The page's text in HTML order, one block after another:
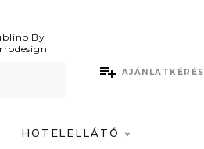
By
AJÁNLATKÉRÉS
HOTELELLÁTÓ